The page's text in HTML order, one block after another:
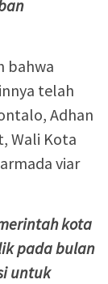
bahwa
telah
Adhan
Wali Kota
viar
kota
pada bulan
untuk